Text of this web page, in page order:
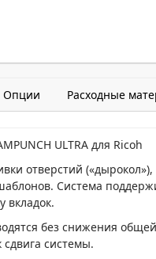
Опции Расходные
ULTRA для Ricoh
отверстий («дырокол»),
Система
вкладок.
без снижения
системы.